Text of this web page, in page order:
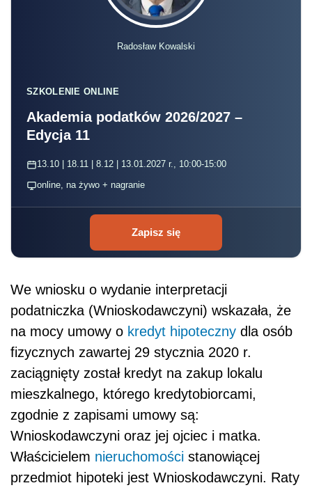
Radosław Kowalski
SZKOLENIE ONLINE
Akademia podatków 2026/2027 –
Edycja 11
13.10 | 18.11 | 8.12 | 13.01.2027 r., 10:00-15:00
online, na żywo + nagranie
Zapisz się
We wniosku o wydanie interpretacji
podatniczka (Wnioskodawczyni) wskazała, że
na mocy umowy o kredyt hipoteczny dla osób
fizycznych zawartej 29 stycznia 2020 r.
zaciągnięty został kredyt na zakup lokalu
mieszkalnego, którego kredytobiorcami,
zgodnie z zapisami umowy są:
Wnioskodawczyni oraz jej ojciec i matka.
Właścicielem nieruchomości stanowiącej
przedmiot hipoteki jest Wnioskodawczyni. Raty